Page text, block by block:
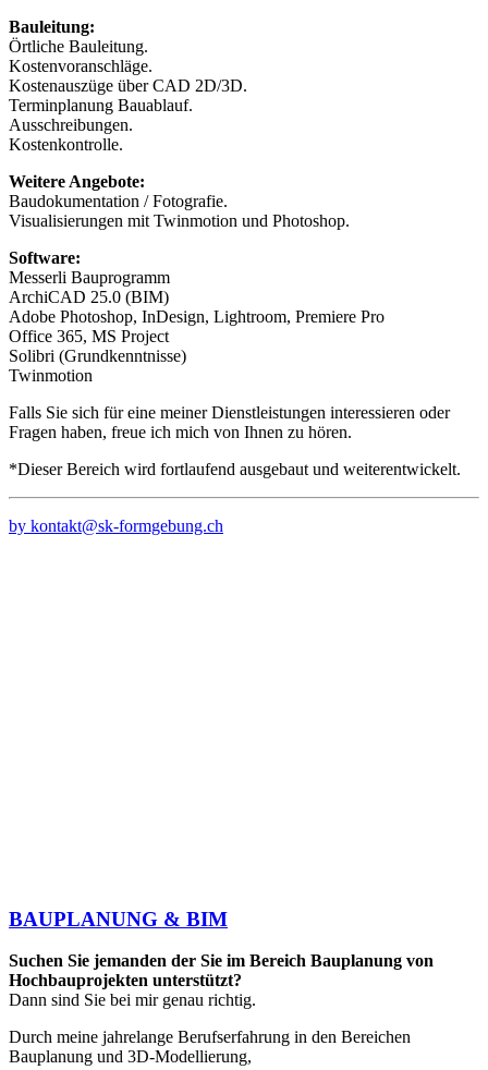
Bauleitung:
Örtliche Bauleitung.
Kostenvoranschläge.
Kostenauszüge über CAD 2D/3D.
Terminplanung Bauablauf.
Ausschreibungen.
Kostenkontrolle.
Weitere Angebote:
Baudokumentation / Fotografie.
Visualisierungen mit Twinmotion und Photoshop.
Software:
Messerli Bauprogramm
ArchiCAD 25.0 (BIM)
Adobe Photoshop, InDesign, Lightroom, Premiere Pro
Office 365, MS Project
Solibri (Grundkenntnisse)
Twinmotion
Falls Sie sich für eine meiner Dienstleistungen interessieren oder
Fragen haben, freue ich mich von Ihnen zu hören.
*Dieser Bereich wird fortlaufend ausgebaut und weiterentwickelt.
by kontakt@sk-formgebung.ch
BAUPLANUNG & BIM
Suchen Sie jemanden der Sie im Bereich Bauplanung von
Hochbauprojekten unterstützt?
Dann sind Sie bei mir genau richtig.
Durch meine jahrelange Berufserfahrung in den Bereichen
Bauplanung und 3D-Modellierung,